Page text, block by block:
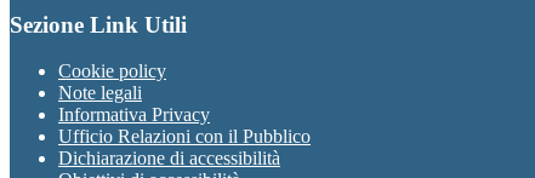
Sezione Link Utili
Cookie policy
Note legali
Informativa Privacy
Ufficio Relazioni con il Pubblico
Dichiarazione di accessibilità